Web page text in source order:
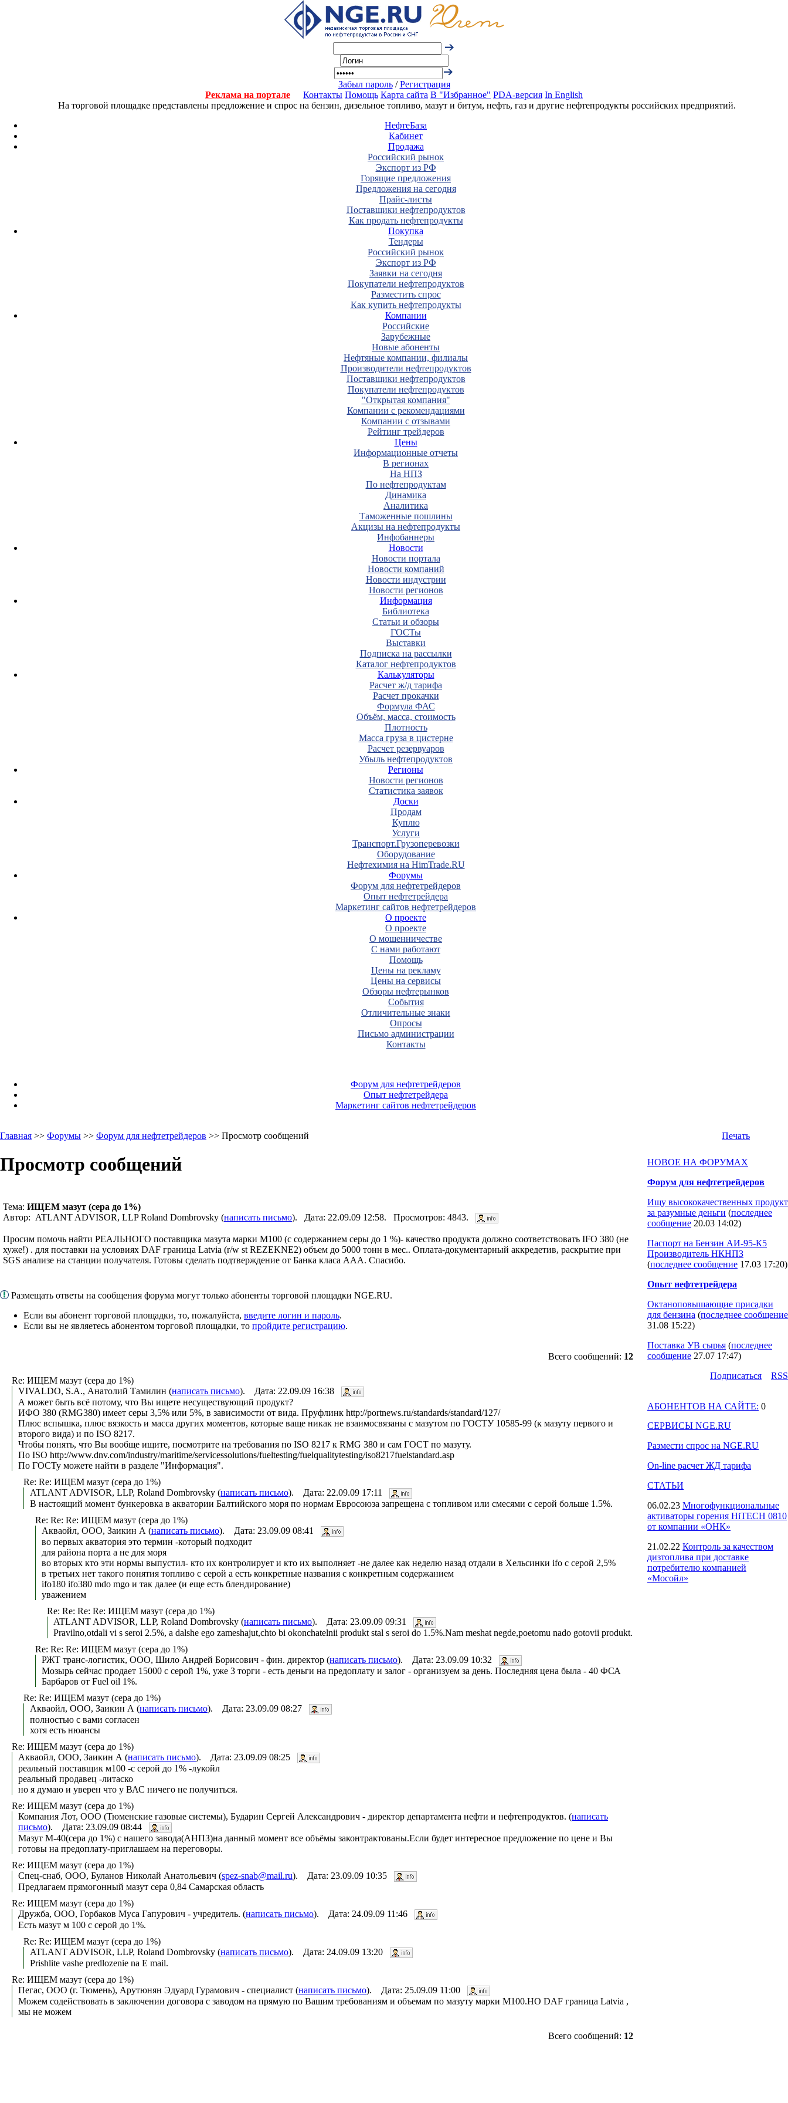
Забыл пароль/Регистрация
Реклама на портале
Контакты Помощь Карта сайта В "Избранное" PDA-версия In English
На торговой площадке представлены предложение и спрос на бензин, дизельное топливо, мазут и битум, нефть, газ и другие нефтепродукты российских предприятий.
НефтеБаза
Кабинет
Продажа
Российский рынок
Экспорт из РФ
Горящие предложения
Предложения на сегодня
Прайс-листы
Поставщики нефтепродуктов
Как продать нефтепродукты
Покупка
Тендеры
Российский рынок
Экспорт из РФ
Заявки на сегодня
Покупатели нефтепродуктов
Разместить спрос
Как купить нефтепродукты
Компании
Российские
Зарубежные
Новые абоненты
Нефтяные компании, филиалы
Производители нефтепродуктов
Поставщики нефтепродуктов
Покупатели нефтепродуктов
"Открытая компания"
Компании с рекомендациями
Компании с отзывами
Рейтинг трейдеров
Цены
Информационные отчеты
В регионах
На НПЗ
По нефтепродуктам
Динамика
Аналитика
Таможенные пошлины
Акцизы на нефтепродукты
Инфобаннеры
Новости
Новости портала
Новости компаний
Новости индустрии
Новости регионов
Информация
Библиотека
Статьи и обзоры
ГОСТы
Выставки
Подписка на рассылки
Каталог нефтепродуктов
Калькуляторы
Расчет ж/д тарифа
Расчет прокачки
Формула ФАС
Объём, масса, стоимость
Плотность
Масса груза в цистерне
Расчет резервуаров
Убыль нефтепродуктов
Регионы
Новости регионов
Статистика заявок
Доски
Продам
Куплю
Услуги
Транспорт.Грузоперевозки
Оборудование
Нефтехимия на HimTrade.RU
Форумы
Форум для нефтетрейдеров
Опыт нефтетрейдера
Маркетинг сайтов нефтетрейдеров
О проекте
О проекте
О мошенничестве
С нами работают
Помощь
Цены на рекламу
Цены на сервисы
Обзоры нефтерынков
События
Отличительные знаки
Опросы
Письмо администрации
Контакты
Форум для нефтетрейдеров
Опыт нефтетрейдера
Маркетинг сайтов нефтетрейдеров
Главная >> Форумы >> Форум для нефтетрейдеров >> Просмотр сообщений Печать
Просмотр сообщений
Тема: ИЩЕМ мазут (сера до 1%)
Автор: ATLANT ADVISOR, LLP Roland Dombrovsky (написать письмо). Дата: 22.09.09 12:58. Просмотров: 4843.
Просим помочь найти РЕАЛЬНОГО поставщика мазута марки М100 (с содержанием серы до 1 %)- качество продукта должно соответствовать IFO 380 (не
хуже!) . для поставки на условиях DAF граница Latvia (r/w st REZEKNE2) объем до 5000 тонн в мес.. Оплата-документарный аккредетив, раскрытие при
SGS анализе на станции получателя. Готовы сделать подтверждение от Банка класа ААА. Спасибо.
Размещать ответы на сообщения форума могут только абоненты торговой площадки NGE.RU.
Если вы абонент торговой площадки, то, пожалуйста, введите логин и пароль.
Если вы не являетесь абонентом торговой площадки, то пройдите регистрацию.
Всего сообщений: 12
Re: ИЩЕМ мазут (сера до 1%)
VIVALDO, S.A., Анатолий Тамилин (написать письмо). Дата: 22.09.09 16:38
А может быть всё потому, что Вы ищете несуществующий продукт?
ИФО 380 (RMG380) имеет серы 3,5% или 5%, в зависимости от вида. Пруфлинк http://portnews.ru/standards/standard/127/
Плюс вспышка, плюс вязкость и масса других моментов, которые ваще никак не взаимосвязаны с мазутом по ГОСТУ 10585-99 (к мазуту первого и
второго вида) и по ISO 8217.
Чтобы понять, что Вы вообще ищите, посмотрите на требования по ISO 8217 к RMG 380 и сам ГОСТ по мазуту.
По ISO http://www.dnv.com/industry/maritime/servicessolutions/fueltesting/fuelqualitytesting/iso8217fuelstandard.asp
По ГОСТу можете найти в разделе "Информация".
Re: Re: ИЩЕМ мазут (сера до 1%)
ATLANT ADVISOR, LLP, Roland Dombrovsky (написать письмо). Дата: 22.09.09 17:11
В настоящий момент бункеровка в акватории Балтийского моря по нормам Евросоюза запрещена с топливом или смесями с серой больше 1.5%.
Re: Re: Re: ИЩЕМ мазут (сера до 1%)
Акваойл, ООО, Заикин А (написать письмо). Дата: 23.09.09 08:41
во первых акватория это термин -который подходит
для района порта а не для моря
во вторых кто эти нормы выпустил- кто их контролирует и кто их выполняет -не далее как неделю назад отдали в Хельсинки ifo с серой 2,5%
в третьих нет такого понятия топливо с серой а есть конкретные названия с конкретным содержанием
ifo180 ifo380 mdo mgo и так далее (и еще есть блендирование)
уважением
Re: Re: Re: Re: ИЩЕМ мазут (сера до 1%)
ATLANT ADVISOR, LLP, Roland Dombrovsky (написать письмо). Дата: 23.09.09 09:31
Pravilno,otdali vi s seroi 2.5%, a dalshe ego zameshajut,chto bi okonchatelnii produkt stal s seroi do 1.5%.Nam meshat negde,poetomu nado gotovii produkt.
Re: Re: Re: ИЩЕМ мазут (сера до 1%)
РЖТ транс-логистик, ООО, Шило Андрей Борисович - фин. директор (написать письмо). Дата: 23.09.09 10:32
Мозырь сейчас продает 15000 с серой 1%, уже 3 торги - есть деньги на предоплату и залог - организуем за день. Последняя цена была - 40 ФСА
Барбаров от Fuel oil 1%.
Re: Re: ИЩЕМ мазут (сера до 1%)
Акваойл, ООО, Заикин А (написать письмо). Дата: 23.09.09 08:27
полностью с вами согласен
хотя есть нюансы
Re: ИЩЕМ мазут (сера до 1%)
Акваойл, ООО, Заикин А (написать письмо). Дата: 23.09.09 08:25
реальный поставщик м100 -с серой до 1% -лукойл
реальный продавец -литаско
но я думаю и уверен что у ВАС ничего не получиться.
Re: ИЩЕМ мазут (сера до 1%)
Компания Лот, ООО (Тюменские газовые системы), Бударин Сергей Александрович - директор департамента нефти и нефтепродуктов. (написать
письмо). Дата: 23.09.09 08:44
Мазут М-40(сера до 1%) с нашего завода(АНПЗ)на данный момент все объёмы законтрактованы.Если будет интересное предложение по цене и Вы
готовы на предоплату-приглашаем на переговоры.
Re: ИЩЕМ мазут (сера до 1%)
Спец-снаб, ООО, Буланов Николай Анатольевич (spez-snab@mail.ru). Дата: 23.09.09 10:35
Предлагаем прямогонный мазут сера 0,84 Самарская область
Re: ИЩЕМ мазут (сера до 1%)
Дружба, ООО, Горбаков Муса Гапурович - учредитель. (написать письмо). Дата: 24.09.09 11:46
Есть мазут м 100 с серой до 1%.
Re: Re: ИЩЕМ мазут (сера до 1%)
ATLANT ADVISOR, LLP, Roland Dombrovsky (написать письмо). Дата: 24.09.09 13:20
Prishlite vashe predlozenie na E mail.
Re: ИЩЕМ мазут (сера до 1%)
Пегас, ООО (г. Тюмень), Арутюнян Эдуард Гурамович - специалист (написать письмо). Дата: 25.09.09 11:00
Можем содействовать в заключении договора с заводом на прямую по Вашим требованиям и объемам по мазуту марки М100.НО DAF граница Latvia ,
мы не можем
Всего сообщений: 12
НОВОЕ НА ФОРУМАХ
Форум для нефтетрейдеров
Ищу высококачественных продукт
за разумные деньги (последнее
сообщение 20.03 14:02)
Паспорт на Бензин АИ-95-К5
Производитель НКНПЗ
(последнее сообщение 17.03 17:20)
Опыт нефтетрейдера
Октаноповышающие присадки
для бензина (последнее сообщение
31.08 15:22)
Поставка УВ сырья (последнее
сообщение 27.07 17:47)
Подпиcаться
RSS
АБОНЕНТОВ НА САЙТЕ: 0
СЕРВИСЫ NGE.RU
Размести спрос на NGE.RU
On-line расчет ЖД тарифа
СТАТЬИ
06.02.23 Многофункциональные
активаторы горения HiTECH 0810
от компании «ОНК»
21.02.22 Контроль за качеством
дизтоплива при доставке
потребителю компанией
«Мосойл»